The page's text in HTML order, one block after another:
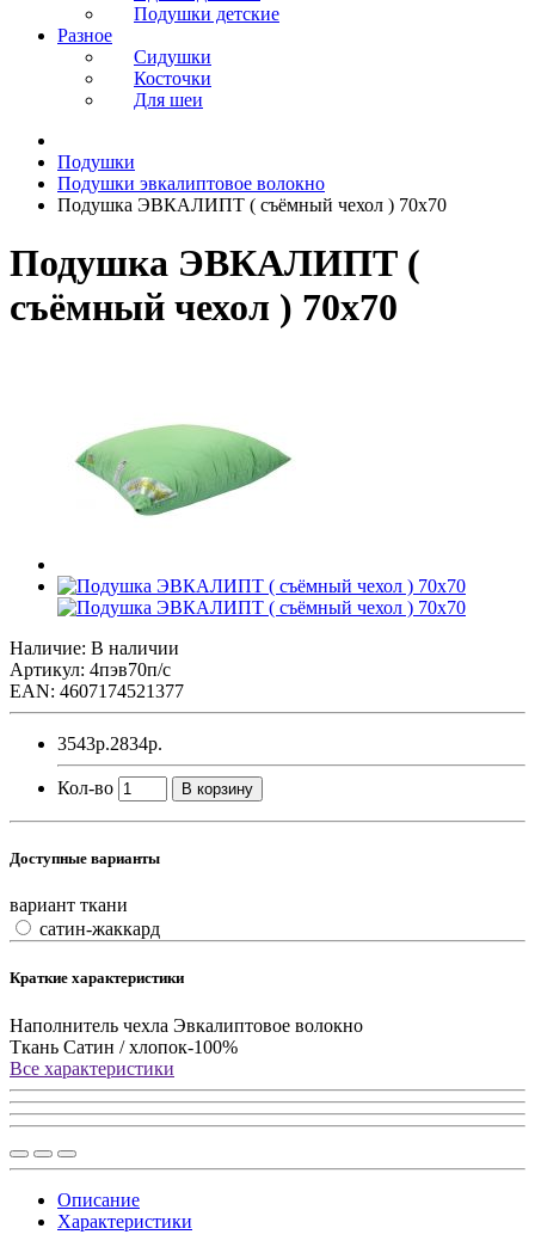
Подушки детские
Разное
Сидушки
Косточки
Для шеи
Подушки
Подушки эвкалиптовое волокно
Подушка ЭВКАЛИПТ ( съёмный чехол ) 70х70
Подушка ЭВКАЛИПТ (
съёмный чехол ) 70х70
Наличие: В наличии
Артикул: 4пэв70п/с
EAN: 4607174521377
3543р.2834р.
Кол-во В корзину
Доступные варианты
вариант ткани
сатин-жаккард
Краткие характеристики
Наполнитель чехла Эвкалиптовое волокно
Ткань Сатин / хлопок-100%
Все характеристики
Описание
Характеристики